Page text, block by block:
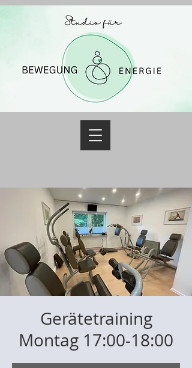
Gerätetraining
Montag 17:00-18:00